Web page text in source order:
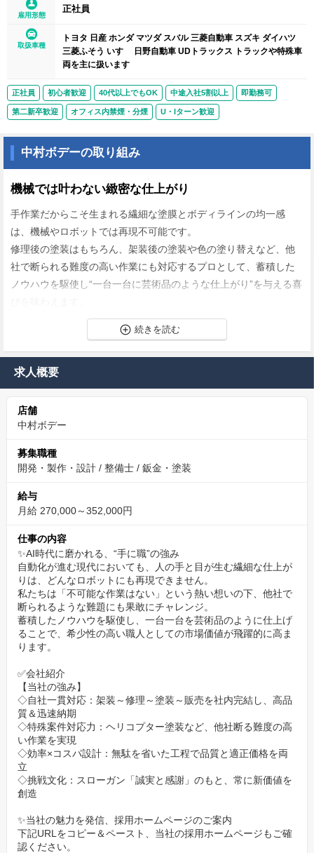
雇用形態
正社員
取扱車種
トヨタ 日産 ホンダ マツダ スバル 三菱自動車 スズキ ダイハツ
三菱ふそう いすゞ 日野自動車 UDトラックス トラックや特殊車
両を主に扱います
正社員 初心者歓迎 40代以上でもOK 中途入社5割以上 即勤務可
第二新卒歓迎 オフィス内禁煙・分煙 U・Iターン歓迎
中村ボデーの取り組み
機械では叶わない緻密な仕上がり
手作業だからこそ生まれる繊細な塗膜とボディラインの均一感
は、機械やロボットでは再現不可能です。
修理後の塗装はもちろん、架装後の塗装や色の塗り替えなど、他
社で断られる難度の高い作業にも対応するプロとして、蓄積した
ノウハウを駆使し“一台一台に芸術品のような仕上がり”を与える喜
安定×自由の休日・福利厚生
土日祝休みを含む年間126日の休日と、社宅家賃補助制度をはじめ
とした充実の福利厚生により、仕事とプライベートを両立可能。
を築ける環境です。
最新設備でストレスフリー
大型車両もまるごと収容できる塗装ブースや広大な作業スペース
業務扇風機や冬場のストーブ、スポーツドリンクの支給など、細
さを約束します。
経験者向けキャリアアップ支援
即戦力として迎える経験者には、ベテラン先輩とのマンツーマン
OJTや体系的な研修プログラムを用意。
資格取得にかかる講習費用を全額会社負担することで、さらに高
度な技術習得と市場価値向上を全面サポートします。
80年以上の信頼と実績
1938年創業以来、年間7,000件超の施工実績を誇る当社の安定基
盤。
大手トラックメーカーや運送会社をはじめとする300社以上の顧客
との信頼関係が、新たな挑戦を後押し。
長年培ってきたノウハウを間近で学べる環境です。
求人概要
店舗
中村ボデー
募集職種
開発・製作・設計 / 整備士 / 鈑金・塗装
給与
月給 270,000～352,000円
仕事の内容
✨AI時代に磨かれる、“手に職”の強み
自動化が進む現代においても、人の手と目が生む繊細な仕上が
りは、どんなロボットにも再現できません。
私たちは「不可能な作業はない」という熱い想いの下、他社で
断られるような難題にも果敢にチャレンジ。
蓄積したノウハウを駆使し、一台一台を芸術品のように仕上げ
ることで、希少性の高い職人としての市場価値が飛躍的に高ま
ります。
✅会社紹介
【当社の強み】
◇自社一貫対応：架装～修理～塗装～販売を社内完結し、高品
質＆迅速納期
◇特殊案件対応力：ヘリコプター塗装など、他社断る難度の高
い作業を実現
◇効率×コスパ設計：無駄を省いた工程で品質と適正価格を両
立
◇挑戦文化：スローガン「誠実と感謝」のもと、常に新価値を
創造
✨当社の魅力を発信、採用ホームページのご案内
下記URLをコピー＆ペースト、当社の採用ホームページもご確
認ください。